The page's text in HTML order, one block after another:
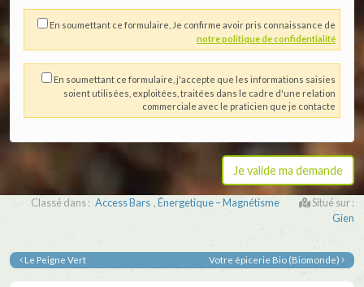
En soumettant ce formulaire, Je confirme avoir pris connaissance de
notre politique de confidentialité
En soumettant ce formulaire, j'accepte que les informations saisies
soient utilisées, exploitées, traitées dans le cadre d'une relation
commerciale avec le praticien que je contacte
Classé dans : Access Bars ,Énergetique – Magnétisme
Situé sur :
Gien
Le Peigne Vert Votre épicerie Bio (Biomonde)